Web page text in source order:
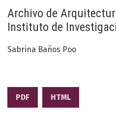
Archivo de
Instituto de
Sabrina Baños Poo
PDF HTML